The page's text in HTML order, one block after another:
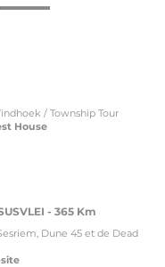
/ Township Tour
House
- 365 Km
Dune 45 et de Dead